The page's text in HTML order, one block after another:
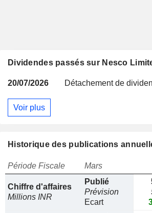
Dividendes passés sur Nesco
20/07/2026 Détachement de
Voir plus
Historique des publications
Période Fiscale Mars
Chiffre d'affaires
Millions INR
Publié
Prévision
Ecart